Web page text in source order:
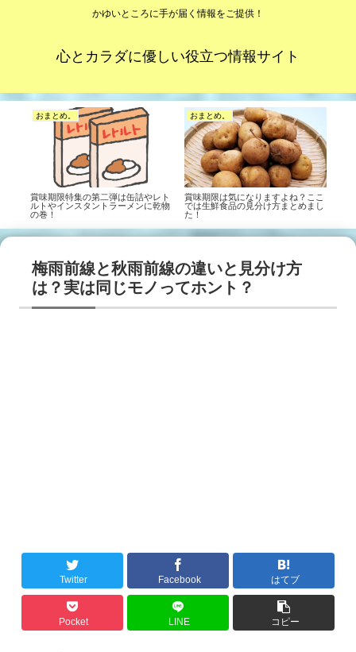
かゆいところに手が届く情報をご提供！
心とカラダに優しい役立つ情報サイト
おまとめ。
賞味期限特集の第二弾は缶詰やレト
ルトやインスタントラーメンに乾物
の巻！
おまとめ。
賞味期限は気になりますよね？ここ
では生鮮食品の見分け方まとめまし
た！
梅雨前線と秋雨前線の違いと見分け方
は？実は同じモノってホント？
Twitter Facebook はてブ
Pocket LINE コピー